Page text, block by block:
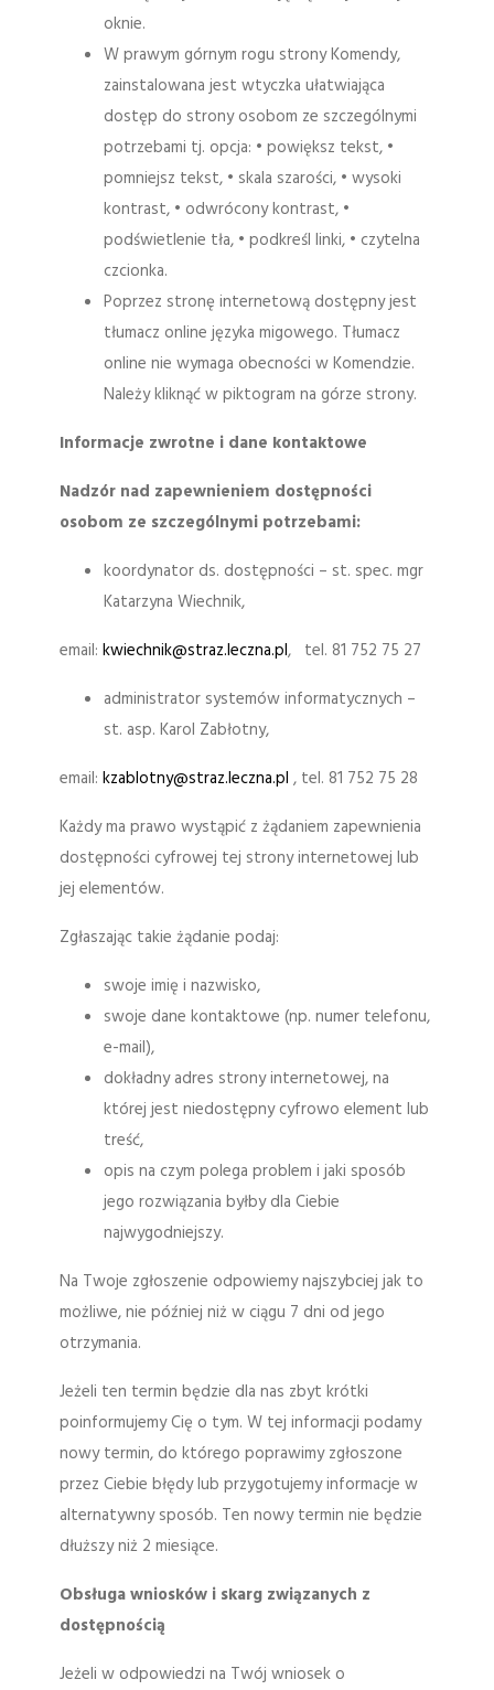
oknie.
W prawym górnym rogu strony Komendy,
zainstalowana jest wtyczka ułatwiająca
dostęp do strony osobom ze szczególnymi
potrzebami tj. opcja: • powiększ tekst, •
pomniejsz tekst, • skala szarości, • wysoki
kontrast, • odwrócony kontrast, •
podświetlenie tła, • podkreśl linki, • czytelna
czcionka.
Poprzez stronę internetową dostępny jest
tłumacz online języka migowego. Tłumacz
online nie wymaga obecności w Komendzie.
Należy kliknąć w piktogram na górze strony.
Informacje zwrotne i dane kontaktowe
Nadzór nad zapewnieniem dostępności
osobom ze szczególnymi potrzebami:
koordynator ds. dostępności – st. spec. mgr
Katarzyna Wiechnik,
email: kwiechnik@straz.leczna.pl, tel. 81 752 75 27
administrator systemów informatycznych –
st. asp. Karol Zabłotny,
email: kzablotny@straz.leczna.pl , tel. 81 752 75 28
Każdy ma prawo wystąpić z żądaniem zapewnienia
dostępności cyfrowej tej strony internetowej lub
jej elementów.
Zgłaszając takie żądanie podaj:
swoje imię i nazwisko,
swoje dane kontaktowe (np. numer telefonu,
e-mail),
dokładny adres strony internetowej, na
której jest niedostępny cyfrowo element lub
treść,
opis na czym polega problem i jaki sposób
jego rozwiązania byłby dla Ciebie
najwygodniejszy.
Na Twoje zgłoszenie odpowiemy najszybciej jak to
możliwe, nie później niż w ciągu 7 dni od jego
otrzymania.
Jeżeli ten termin będzie dla nas zbyt krótki
poinformujemy Cię o tym. W tej informacji podamy
nowy termin, do którego poprawimy zgłoszone
przez Ciebie błędy lub przygotujemy informacje w
alternatywny sposób. Ten nowy termin nie będzie
dłuższy niż 2 miesiące.
Obsługa wniosków i skarg związanych z
dostępnością
Jeżeli w odpowiedzi na Twój wniosek o